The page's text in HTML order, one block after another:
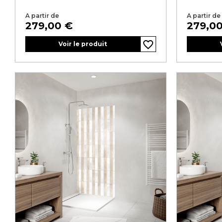
A partir de
Prix
279,00 €
Voir le produit favorite_border
favorite_border
favorite_border
favorite_border
favorite_border
A partir de
Prix